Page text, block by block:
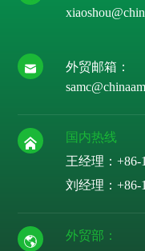
外贸邮箱：
国内热线
王经理：+86-
刘经理：+86-
外贸部：